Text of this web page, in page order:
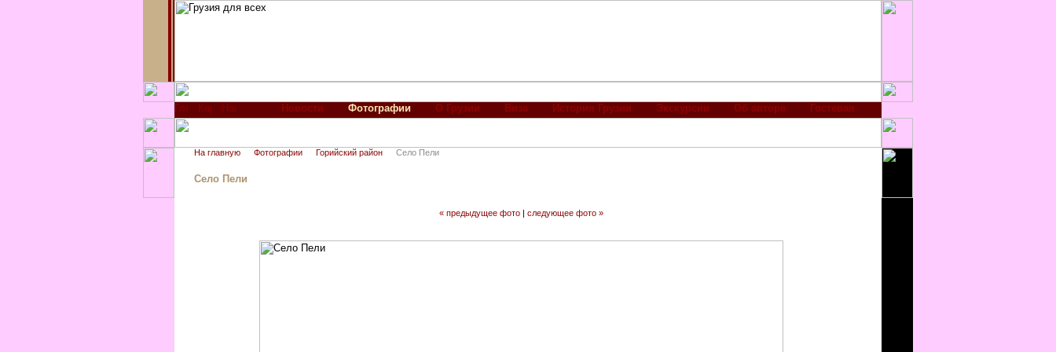
Новости Фотографии О Грузии Виза История Грузии Экскурсии Об авторе Гостевая
На главную Фотографии Горийский район Село Пели
Село Пели
« предыдущее фото | следующее фото »